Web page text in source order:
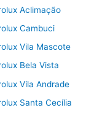
Aclimação
Cambuci
Vila Mascote
Bela Vista
Vila Andrade
Santa Cecília